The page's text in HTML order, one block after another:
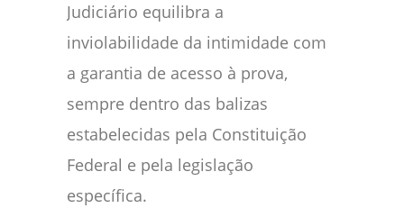
Judiciário equilibra a
inviolabilidade da intimidade com
a garantia de acesso à prova,
sempre dentro das balizas
estabelecidas pela Constituição
Federal e pela legislação
específica.